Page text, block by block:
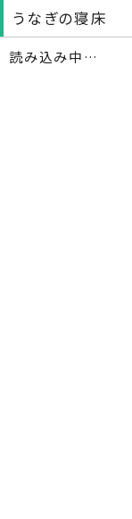
うなぎの寝床
読み込み中…